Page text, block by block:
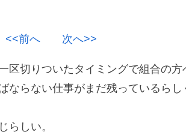
<<前へ 次へ>>
切りついたタイミングで組合の方
らない仕事がまだ残っているら
らしい。